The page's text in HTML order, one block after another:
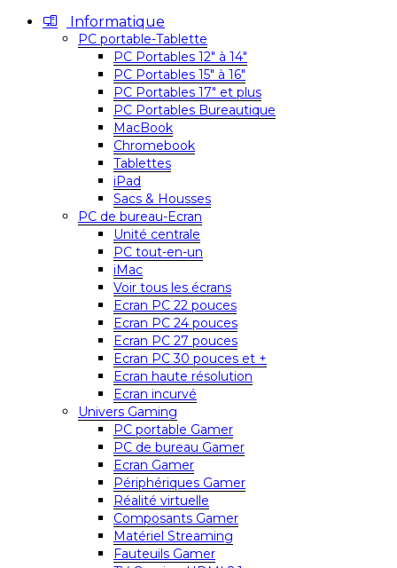
Informatique
PC portable-Tablette
PC Portables 12″ à 14″
PC Portables 15″ à 16″
PC Portables 17″ et plus
PC Portables Bureautique
MacBook
Chromebook
Tablettes
iPad
Sacs & Housses
PC de bureau-Ecran
Unité centrale
PC tout-en-un
iMac
Voir tous les écrans
Ecran PC 22 pouces
Ecran PC 24 pouces
Ecran PC 27 pouces
Ecran PC 30 pouces et +
Ecran haute résolution
Ecran incurvé
Univers Gaming
PC portable Gamer
PC de bureau Gamer
Ecran Gamer
Périphériques Gamer
Réalité virtuelle
Composants Gamer
Matériel Streaming
Fauteuils Gamer